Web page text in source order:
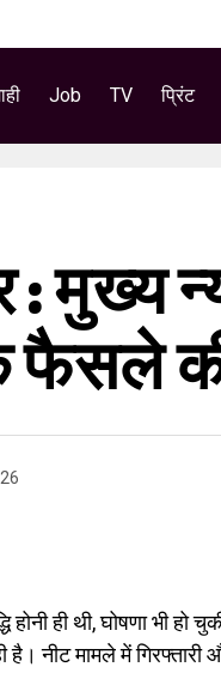
Job TV प्रिंट
होनी ही थी, घोषणा भी हो
है। नीट मामले में